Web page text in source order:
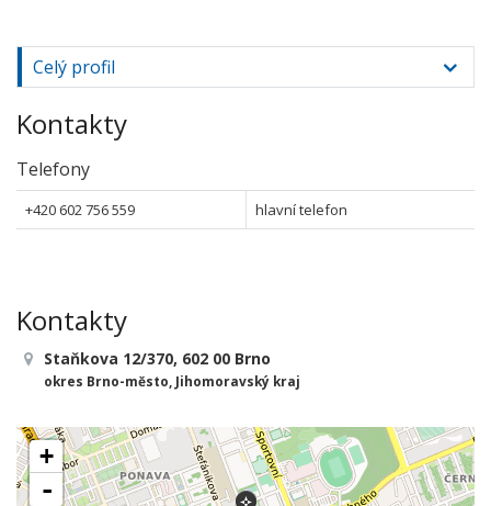
Celý profil
Kontakty
Telefony
+420 602 756 559 hlavní telefon
Kontakty
Staňkova 12/370, 602 00 Brno
okres Brno-město, Jihomoravský kraj
+
-